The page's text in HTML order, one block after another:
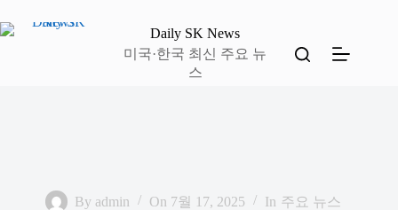
문
Daily SK News
미국·한국 최신 주요 뉴
스
By admin On 7월 17, 2025 In 주요 뉴스